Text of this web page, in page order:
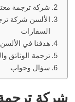
شركة ترجمة
الألسن شركة
السفارات
هدفنا في الألسن
ترجمة الوثائق
سؤال وجواب
شركة